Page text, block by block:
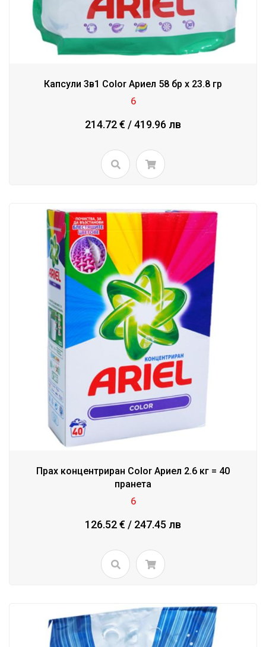
Капсули 3в1 Color Ариел 58 бр х 23.8 гр
6
214.72 € / 419.96 лв
Прах концентриран Color Ариел 2.6 кг = 40
пранета
6
126.52 € / 247.45 лв